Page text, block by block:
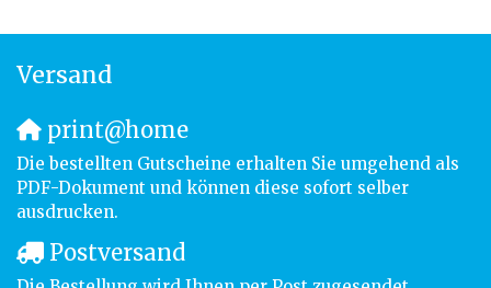
Versand
print@home
Die bestellten Gutscheine erhalten Sie umgehend als
PDF-Dokument und können diese sofort selber
ausdrucken.
Postversand